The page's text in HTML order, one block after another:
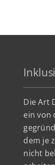
Die Art
ein von
dem je
nicht